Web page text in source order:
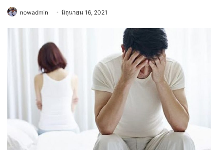
nowadmin มิถุนายน 16, 2021